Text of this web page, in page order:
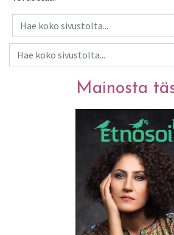
Haku
Haku
Mainosta